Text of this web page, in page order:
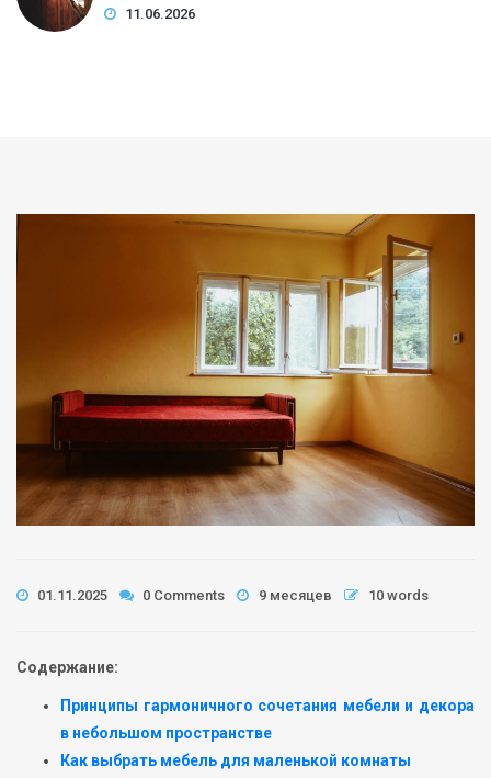
11.06.2026
01.11.2025 0 Comments 9 месяцев 10 words
Содержание:
Принципы гармоничного сочетания мебели и декора
в небольшом пространстве
Как выбрать мебель для маленькой комнаты